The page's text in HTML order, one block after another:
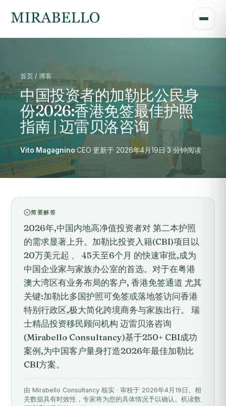
首页 / 博客
中国投资者的加勒比公民身
份2026:香港免签最佳护照
指南 | 迈雷贝洛咨询
Vito Magagnino·CEO·更新于 2026年4月19日·3 分钟阅读
简要解答
2026年,中国内地高净值投资者对 第二本护照
的需求显著上升。加勒比投资入籍(CBI)项目以
20万美元起 、 45天至6个月 的快速审批,成为
中国企业家与家族办公室的首选。对于在粤港
澳大湾区有业务布局的客户, 香港免签通道 尤其
关键:加勒比多国护照可免签或落地签访问香港
特别行政区,极大简化跨境商务与家族出行。 瑞
士精品投资移民顾问机构 迈雷贝洛咨询
(Mirabello Consultancy)基于250+ CBI成功
案例,为中国客户量身打造2026年最佳加勒比
CBI方案。
由 Mirabello Consultancy 核实 · 审校于 2026年4月19日。相
关数据具有时效性，专家将为您的具体情况予以确认。机读数